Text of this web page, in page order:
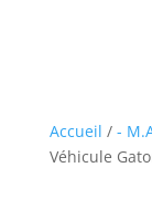
Accueil / -
Véhicule